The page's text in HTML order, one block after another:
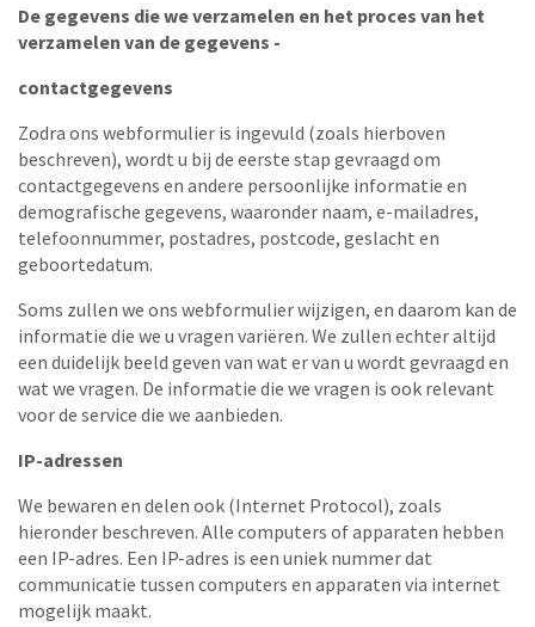
De gegevens die we verzamelen en het proces van het
verzamelen van de gegevens -
contactgegevens
Zodra ons webformulier is ingevuld (zoals hierboven
beschreven), wordt u bij de eerste stap gevraagd om
contactgegevens en andere persoonlijke informatie en
demografische gegevens, waaronder naam, e-mailadres,
telefoonnummer, postadres, postcode, geslacht en
geboortedatum.
Soms zullen we ons webformulier wijzigen, en daarom kan de
informatie die we u vragen variëren. We zullen echter altijd
een duidelijk beeld geven van wat er van u wordt gevraagd en
wat we vragen. De informatie die we vragen is ook relevant
voor de service die we aanbieden.
IP-adressen
We bewaren en delen ook (Internet Protocol), zoals
hieronder beschreven. Alle computers of apparaten hebben
een IP-adres. Een IP-adres is een uniek nummer dat
communicatie tussen computers en apparaten via internet
mogelijk maakt.